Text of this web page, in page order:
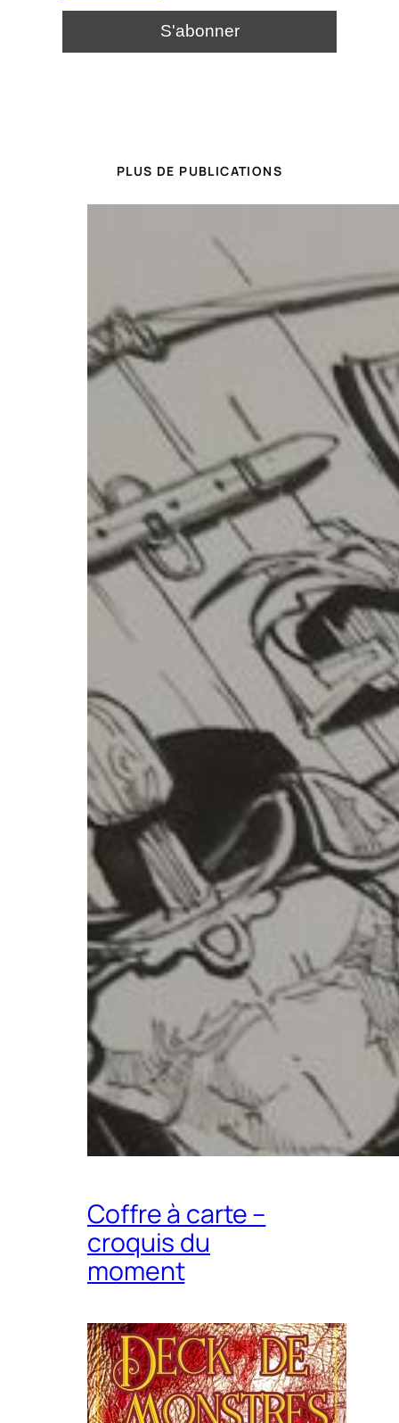
PLUS DE PUBLICATIONS
Coffre à carte –
croquis du
moment